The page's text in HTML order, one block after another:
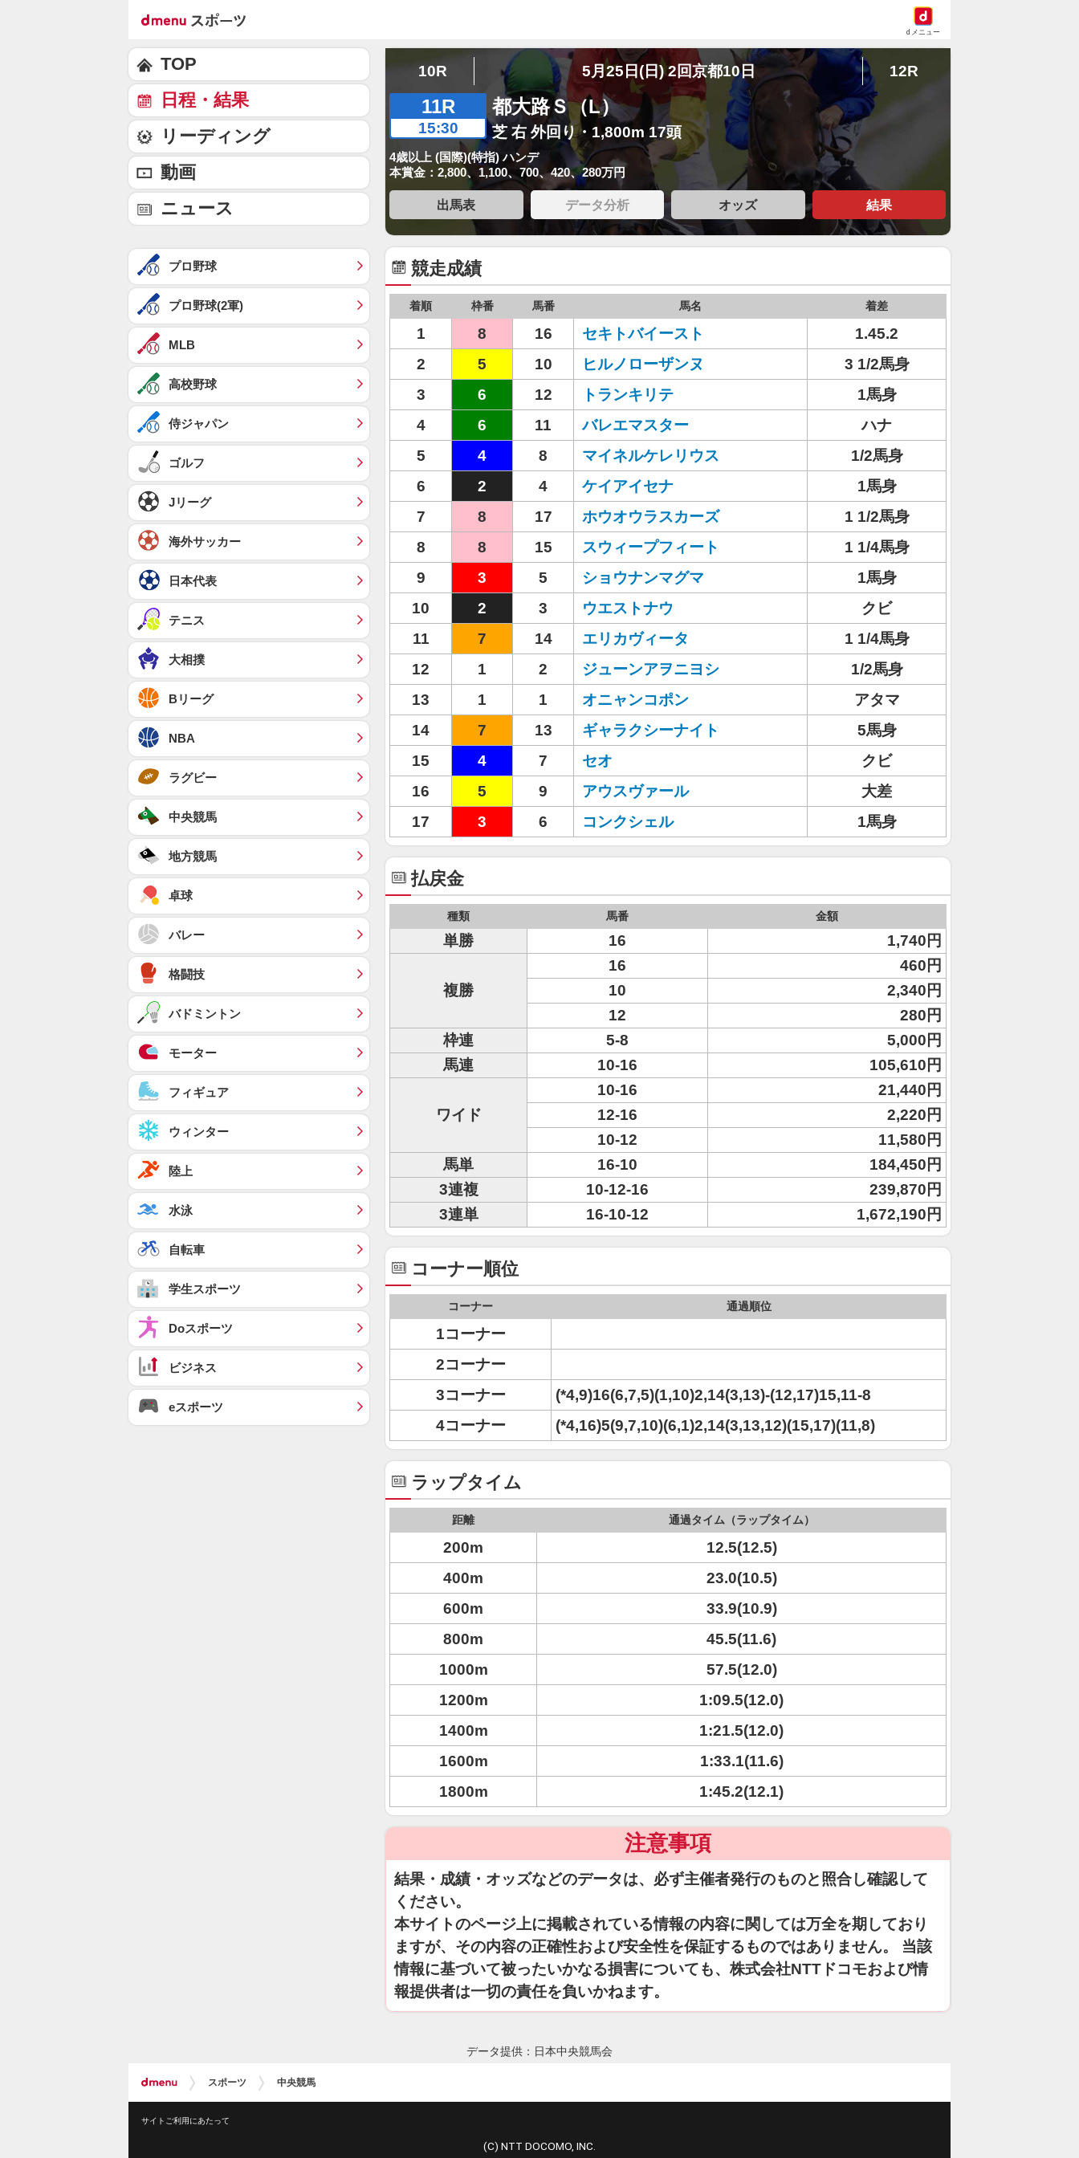
dメニュー
10R 5月25日(日) 2回京都10日 12R
11R
15:30
都大路Ｓ（L）
芝 右 外回り・1,800m 17頭
4歳以上 (国際)(特指) ハンデ
本賞金：2,800、1,100、700、420、280万円
出馬表 データ分析 オッズ 結果
競走成績
着順 枠番 馬番 馬名 着差
1 8 16 セキトバイースト
1.45.2
2
5 10 ヒルノローザンヌ
3 1/2馬身
3
6 12 トランキリテ
1馬身
4
6 11 バレエマスター
ハナ
5
4 8 マイネルケレリウス
1/2馬身
6
2 4 ケイアイセナ
1馬身
7
8 17 ホウオウラスカーズ
1 1/2馬身
8
8 15 スウィープフィート
1 1/4馬身
9
3 5 ショウナンマグマ
1馬身
10
2 3 ウエストナウ
クビ
11
7 14 エリカヴィータ
1 1/4馬身
12
1 2 ジューンアヲニヨシ
1/2馬身
13
1 1 オニャンコポン
アタマ
14
7 13 ギャラクシーナイト
5馬身
15
4 7 セオ
クビ
16
5 9 アウスヴァール
大差
17
3 6 コンクシェル 1馬身
払戻金
種類 馬番 金額
単勝 16 1,740円
複勝
16
460円
10
2,340円
12
280円
枠連
5-8
5,000円
馬連
10-16 105,610円
ワイド
10-16
21,440円
12-16
2,220円
10-12
11,580円
馬単
16-10
184,450円
3連複
10-12-16
239,870円
3連単
16-10-12 1,672,190円
コーナー順位
コーナー 通過順位
1コーナー
2コーナー
3コーナー
(*4,9)16(6,7,5)(1,10)2,14(3,13)-(12,17)15,11-8
4コーナー
(*4,16)5(9,7,10)(6,1)2,14(3,13,12)(15,17)(11,8)
ラップタイム
距離 通過タイム（ラップタイム）
200m
12.5(12.5)
400m
23.0(10.5)
600m
33.9(10.9)
800m
45.5(11.6)
1000m
57.5(12.0)
1200m
1:09.5(12.0)
1400m
1:21.5(12.0)
1600m
1:33.1(11.6)
1800m
1:45.2(12.1)
注意事項
結果・成績・オッズなどのデータは、必ず主催者発行のものと照合し確認して
ください。
本サイトのページ上に掲載されている情報の内容に関しては万全を期しており
ますが、その内容の正確性および安全性を保証するものではありません。 当該
情報に基づいて被ったいかなる損害についても、株式会社NTTドコモおよび情
報提供者は一切の責任を負いかねます。
TOP
日程・結果
リーディング
動画
ニュース
プロ野球
プロ野球(2軍)
MLB
高校野球
侍ジャパン
ゴルフ
Jリーグ
海外サッカー
日本代表
テニス
大相撲
Bリーグ
NBA
ラグビー
中央競馬
地方競馬
卓球
バレー
格闘技
バドミントン
モーター
フィギュア
ウィンター
陸上
水泳
自転車
学生スポーツ
Doスポーツ
ビジネス
eスポーツ
データ提供：日本中央競馬会
スポーツ 中央競馬
サイトご利用にあたって
(C) NTT DOCOMO, INC.